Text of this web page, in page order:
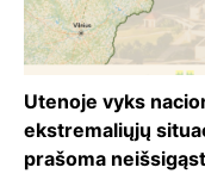
Utenoje vyks
ekstremaliųjų
prašoma